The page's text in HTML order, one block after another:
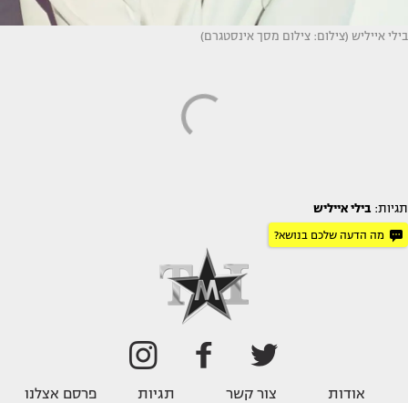
בילי אייליש (צילום: צילום מסך אינסטגרם)
תגיות: בילי אייליש
מה הדעה שלכם בנושא?
אודות צור קשר תגיות פרסם אצלנו